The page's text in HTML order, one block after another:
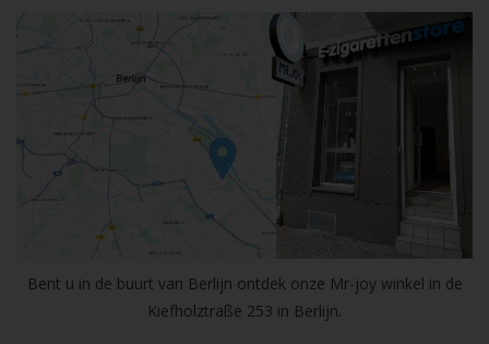
Bent u in de buurt van Berlijn ontdek onze Mr-joy winkel in de
Kiefholztraße 253 in Berlijn.